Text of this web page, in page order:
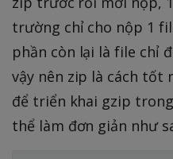
trường chỉ cho nộp 1
phần còn lại là file chỉ
vậy nên zip là cách tốt
để triển khai gzip
thể làm đơn giản như